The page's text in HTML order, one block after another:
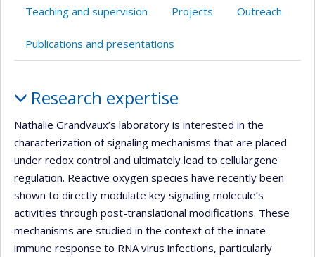
Teaching and supervision Projects Outreach
Publications and presentations
Research expertise
Nathalie Grandvaux’s laboratory is interested in the
characterization of signaling mechanisms that are placed
under redox control and ultimately lead to cellulargene
regulation. Reactive oxygen species have recently been
shown to directly modulate key signaling molecule’s
activities through post-translational modifications. These
mechanisms are studied in the context of the innate
immune response to RNA virus infections, particularly